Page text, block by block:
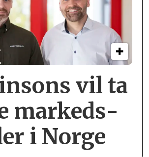
vil ta
markeds­
i Norge